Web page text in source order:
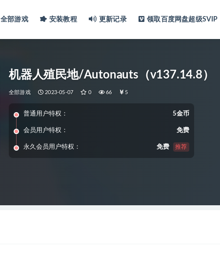
全部游戏 安装教程 更新记录 领取百度网盘超级SVIP
机器人殖民地/Autonauts（v137.14.8）
全部游戏 2023-05-07 0 66 5
普通用户特权： 5金币
会员用户特权： 免费
永久会员用户特权： 免费 推荐